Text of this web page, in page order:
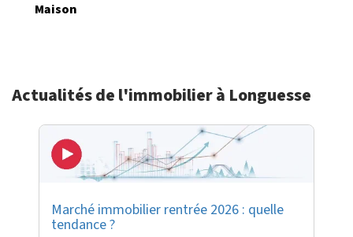
Maison
Actualités de l'immobilier à Longuesse
Marché immobilier rentrée 2026 : quelle
tendance ?